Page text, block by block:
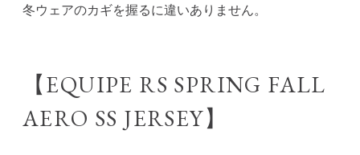
冬ウェアのカギを握るに違いありません。
【EQUIPE RS SPRING FALL
AERO SS JERSEY】